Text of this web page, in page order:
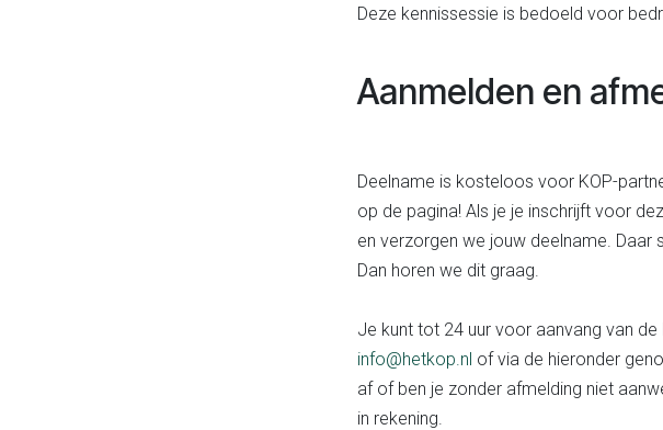
Deze kennissessie is bedoeld voor
Aanmelden en
Deelname is kosteloos voor KOP-
op de pagina! Als je je inschrijft voor
en verzorgen we jouw deelname. Daar
Dan horen we dit graag.
Je kunt tot 24 uur voor aanvang van
info@hetkop.nl of via de hieronder
af of ben je zonder afmelding niet
in rekening.